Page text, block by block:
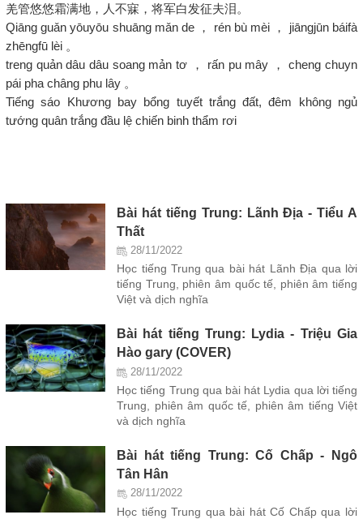
羌管悠悠霜满地，人不寐，将军白发征夫泪。
Qiāng guǎn yōuyōu shuāng mǎn de ， rén bù mèi ， jiāngjūn báifà
zhēngfū lèi 。
treng quản dâu dâu soang mản tơ ， rấn pu mây ， cheng chuyn
pái pha châng phu lây 。
Tiếng sáo Khương bay bổng tuyết trắng đất, đêm không ngủ
tướng quân trắng đầu lệ chiến binh thẩm rơi
Bài hát tiếng Trung: Lãnh Địa - Tiểu A
Thất
28/11/2022
Học tiếng Trung qua bài hát Lãnh Địa qua lời
tiếng Trung, phiên âm quốc tế, phiên âm tiếng
Việt và dịch nghĩa
Bài hát tiếng Trung: Lydia - Triệu Gia
Hào gary (COVER)
28/11/2022
Học tiếng Trung qua bài hát Lydia qua lời tiếng
Trung, phiên âm quốc tế, phiên âm tiếng Việt
và dịch nghĩa
Bài hát tiếng Trung: Cố Chấp - Ngô
Tân Hân
28/11/2022
Học tiếng Trung qua bài hát Cố Chấp qua lời